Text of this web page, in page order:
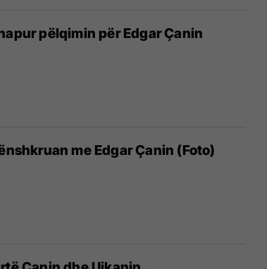
pëlqimin për Edgar Çanin
me Edgar Çanin (Foto)